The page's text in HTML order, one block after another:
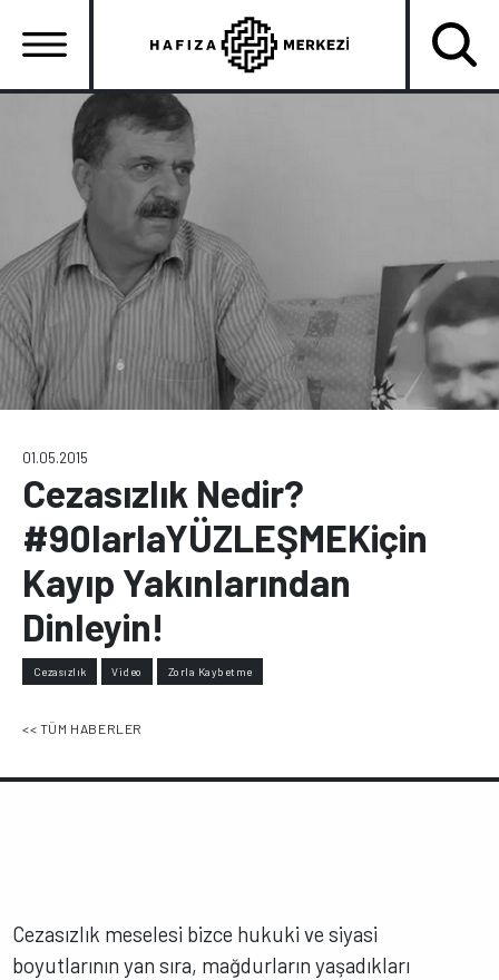
atla
gezinti
menüsü
01.05.2015
Cezasızlık Nedir?
#90larlaYÜZLEŞMEKiçin
Kayıp Yakınlarından
Dinleyin!
Cezasızlık Video Zorla Kaybetme
<< TÜM HABERLER
Cezasızlık meselesi bizce hukuki ve siyasi
boyutlarının yan sıra, mağdurların yaşadıkları